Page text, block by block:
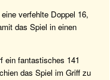
verfehlte Doppel 16,
das Spiel in einen
ein fantastisches 141
das Spiel im Griff zu